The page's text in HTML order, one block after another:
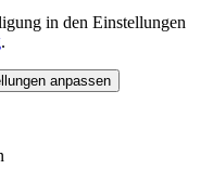
in den Einstellungen
.
anpassen